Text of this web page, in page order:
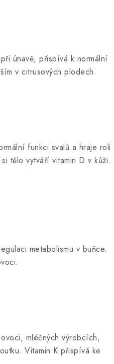
únavě, přispívá k normální
v citrusových plodech.
funkci svalů a hraje roli
tělo vytváří vitamin D v kůži.
metabolismu v buňce.
mléčných výrobcích,
Vitamin K přispívá ke